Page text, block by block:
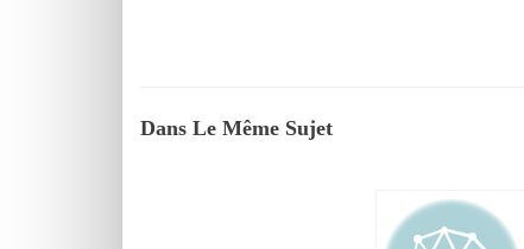
Dans Le Même Sujet